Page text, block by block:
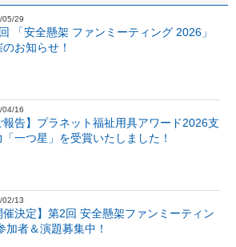
05/29
「安全懸架 ファンミーティング 2026」
お知らせ！
04/16
報告】プラネット福祉用具アワード2026支
「一つ星」を受賞いたしました！
02/13
催決定】第2回 安全懸架ファンミーティン
加者＆演題募集中！